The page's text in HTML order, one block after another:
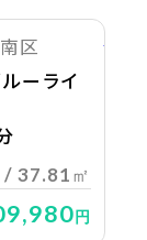
る
区
ーライ
37.81㎡
円
詳